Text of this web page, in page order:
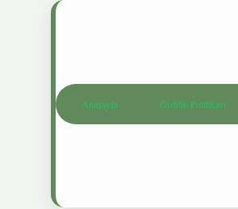
Anasayfa Gizlilik Politikası